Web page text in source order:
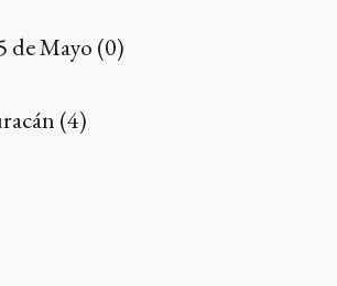
de Mayo (0)
(4)